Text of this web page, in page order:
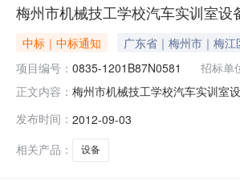
梅州市机械技工学校汽车实训室设
中标｜中标通知 广东省｜梅州市｜梅江
项目编号： 0835-1201B87N0581 招标单
正文内容： 梅州市机械技工学校汽车实训室
号：0835-1201B87N0581四、
见谈判文件用户需求。六
发布时间： 2012-09-03
相关产品：
设备